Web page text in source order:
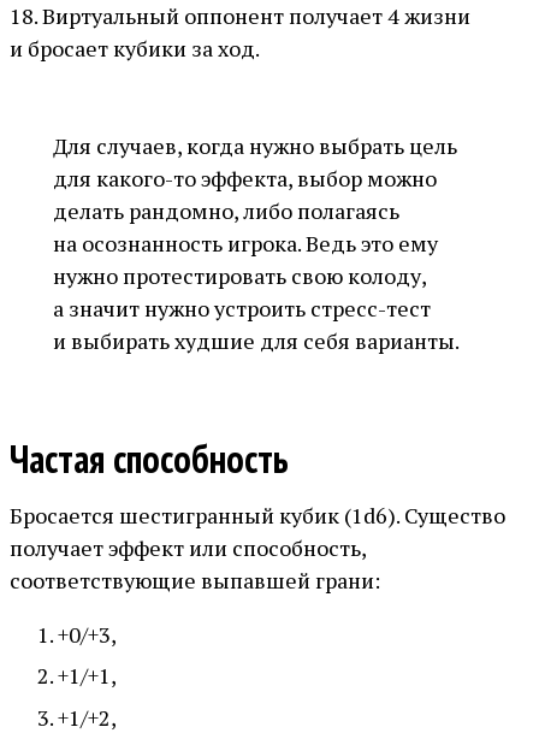
18. Виртуальный оппонент получает 4 жизни
и бросает кубики за ход.
Для случаев, когда нужно выбрать цель
для какого-то эффекта, выбор можно
делать рандомно, либо полагаясь
на осознанность игрока. Ведь это ему
нужно протестировать свою колоду,
а значит нужно устроить стресс-тест
и выбирать худшие для себя варианты.
Частая способность
Бросается шестигранный кубик (1d6). Существо
получает эффект или способность,
соответствующие выпавшей грани:
+0/+3,
+1/+1,
+1/+2,